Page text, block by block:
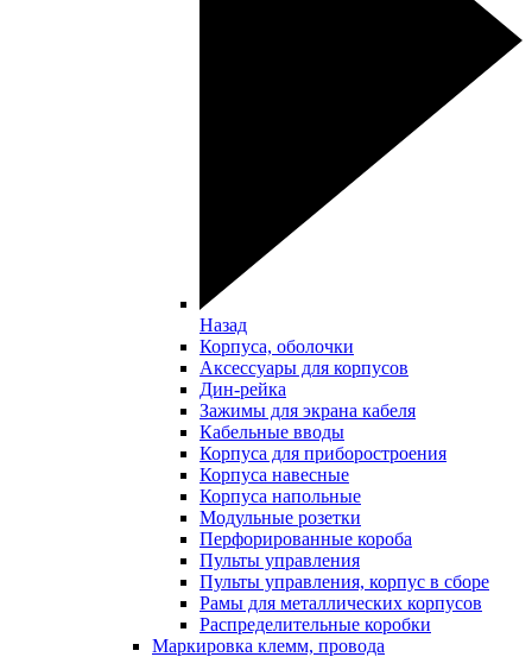
Назад
Корпуса, оболочки
Аксессуары для корпусов
Дин-рейка
Зажимы для экрана кабеля
Кабельные вводы
Корпуса для приборостроения
Корпуса навесные
Корпуса напольные
Модульные розетки
Перфорированные короба
Пульты управления
Пульты управления, корпус в сборе
Рамы для металлических корпусов
Распределительные коробки
Маркировка клемм, провода